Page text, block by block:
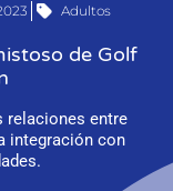
Adultos
de Golf
relaciones entre
integración con